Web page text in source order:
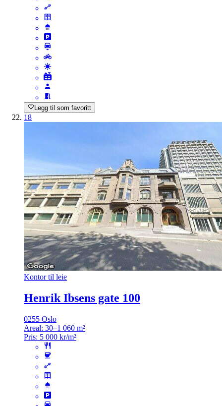
Legg til som favoritt
18
Kontor til leie
Henrik Ibsens gate 100
0255 Oslo
Areal: 30–1 060 m²
Pris: 5 000 kr/m²